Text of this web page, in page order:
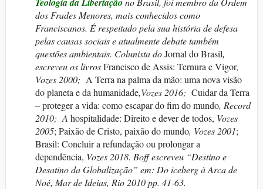
dos Frades Menores, mais conhecidos como
Franciscanos. É respeitado pela sua história de defesa
pelas causas sociais e atualmente debate também
questões ambientais. Colunista doJornal do Brasil,
escreveu os livrosFrancisco de Assis: Ternura e Vigor,
Vozes 2000; A Terra na palma da mão: uma nova visão
do planeta e da humanidade,Vozes 2016; Cuidar da Terra
– proteger a vida: como escapar do fim do mundo, Record
2010; A hospitalidade: Direito e dever de todos, Vozes
2005; Paixão de Cristo, paixão do mundo, Vozes 2001;
Brasil: Concluir a refundação ou prolongar a
dependência, Vozes 2018. Boff escreveu “Destino e
Desatino da Globalização” em: Do iceberg à Arca de
Noé, Mar de Ideias, Rio 2010 pp. 41-63.